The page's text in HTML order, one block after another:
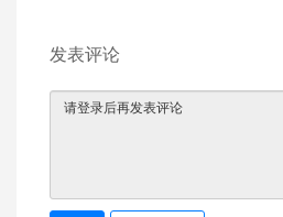
发表评论